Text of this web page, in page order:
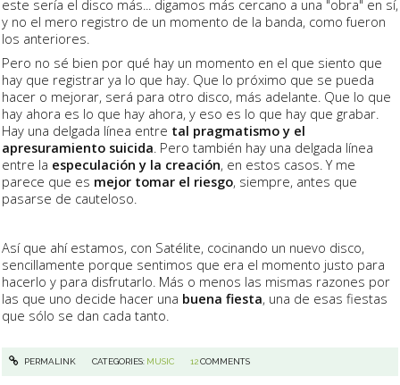
este sería el disco más... digamos más cercano a una "obra" en sí,
y no el mero registro de un momento de la banda, como fueron
los anteriores.
Pero no sé bien por qué hay un momento en el que siento que
hay que registrar ya lo que hay. Que lo próximo que se pueda
hacer o mejorar, será para otro disco, más adelante. Que lo que
hay ahora es lo que hay ahora, y eso es lo que hay que grabar.
Hay una delgada línea entre tal pragmatismo y el
apresuramiento suicida. Pero también hay una delgada línea
entre la especulación y la creación, en estos casos. Y me
parece que es mejor tomar el riesgo, siempre, antes que
pasarse de cauteloso.
Así que ahí estamos, con Satélite, cocinando un nuevo disco,
sencillamente porque sentimos que era el momento justo para
hacerlo y para disfrutarlo. Más o menos las mismas razones por
las que uno decide hacer una buena fiesta, una de esas fiestas
que sólo se dan cada tanto.
PERMALINK CATEGORIES: MUSIC 12COMMENTS